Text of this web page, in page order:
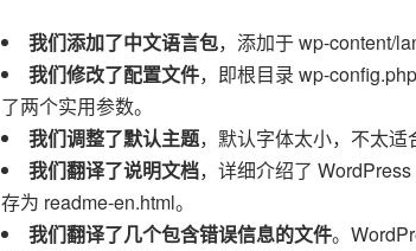
我们添加了中文语言包，添加于 wp-content/
我们修改了配置文件，即根目录 wp-
了两个实用参数。
我们调整了默认主题，默认字体太小，不太
我们翻译了说明文档，详细介绍了
存为 readme-en.html。
我们翻译了几个包含错误信息的文件。